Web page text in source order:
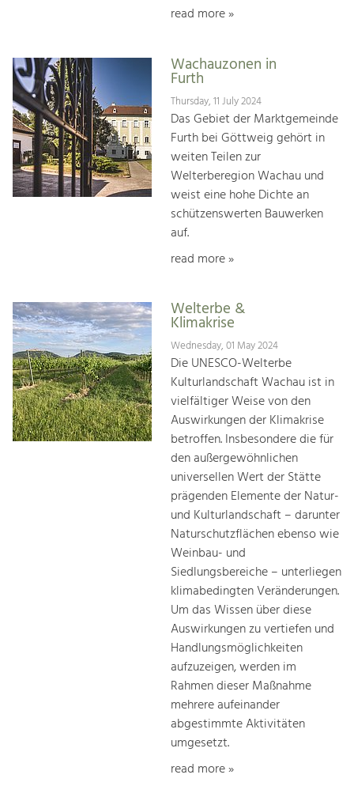
read more »
Wachauzonen in
Furth
Thursday, 11 July 2024
Das Gebiet der Marktgemeinde
Furth bei Göttweig gehört in
weiten Teilen zur
Welterberegion Wachau und
weist eine hohe Dichte an
schützenswerten Bauwerken
auf.
read more »
Welterbe &
Klimakrise
Wednesday, 01 May 2024
Die UNESCO-Welterbe
Kulturlandschaft Wachau ist in
vielfältiger Weise von den
Auswirkungen der Klimakrise
betroffen. Insbesondere die für
den außergewöhnlichen
universellen Wert der Stätte
prägenden Elemente der Natur-
und Kulturlandschaft – darunter
Naturschutzflächen ebenso wie
Weinbau- und
Siedlungsbereiche – unterliegen
klimabedingten Veränderungen.
Um das Wissen über diese
Auswirkungen zu vertiefen und
Handlungsmöglichkeiten
aufzuzeigen, werden im
Rahmen dieser Maßnahme
mehrere aufeinander
abgestimmte Aktivitäten
umgesetzt.
read more »